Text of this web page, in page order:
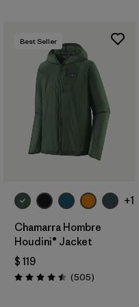
Best Seller
+1
Chamarra Hombre
Houdini® Jacket
$ 119
Valoración: 4.5 / 5
(505Comentarios
)